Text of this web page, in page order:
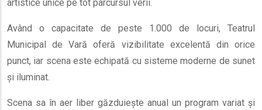
artistice unice pe tot parcursul verii.
Având o capacitate de peste 1.000 de locuri, Teatrul
Municipal de Vară oferă vizibilitate excelentă din orice
punct, iar scena este echipată cu sisteme moderne de sunet
și iluminat.
Scena sa în aer liber găzduiește anual un program variat și